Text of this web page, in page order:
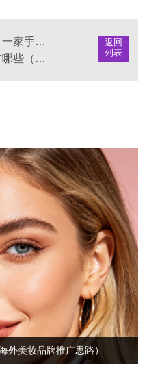
返回
列表
小风扇大生意！又有一家手持风扇品牌在TikTok爆火
境外红人营销机构有哪些（海外KOL推广公司推荐）
外美妆品牌推广思路）